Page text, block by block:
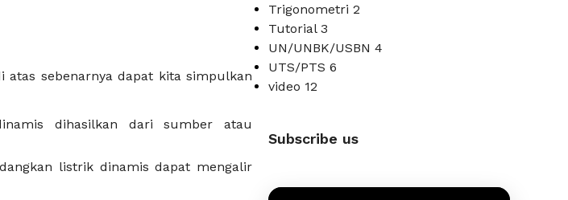
sebenarnya dapat kita simpulkan
dihasilkan dari sumber atau
listrik dinamis dapat mengalir
Trigonometri 2
Tutorial 3
UN/UNBK/USBN 4
UTS/PTS 6
video 12
Subscribe us